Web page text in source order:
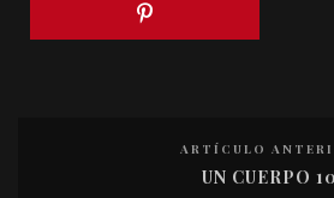
ARTÍCULO
UN CUERPO 10